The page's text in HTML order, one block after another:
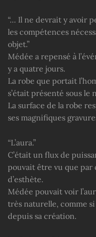
“… Il ne devrait y avoir
les compétences
objet.”
Médée a repensé à
y a quatre jours.
La robe que portait
s’était présenté sous le
La surface de la robe
ses magnifiques
“L’aura.”
C’était un flux de
pouvait être vu que
d’esthète.
Médée pouvait voir
très naturelle, comme
depuis sa création.